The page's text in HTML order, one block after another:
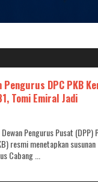
Pengurus DPC PKB
Tomi Emiral Jadi
Pengurus Pusat (DPP)
resmi menetapkan susunan
Cabang ...